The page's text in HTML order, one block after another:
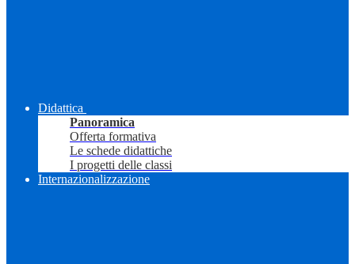
Didattica
Panoramica
Offerta formativa
Le schede didattiche
I progetti delle classi
Internazionalizzazione